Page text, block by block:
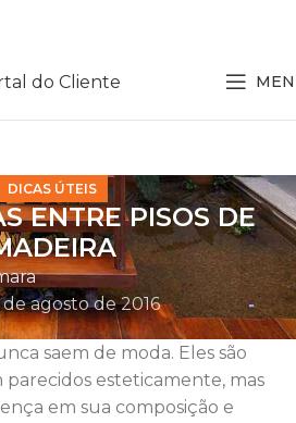
do Cliente
DICAS ÚTEIS
ENTRE PISOS DE
agosto de 2016
saem de moda. Eles são
esteticamente, mas
em sua composição e